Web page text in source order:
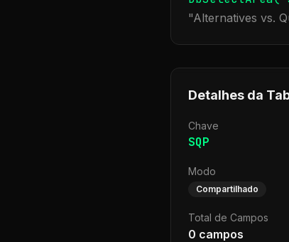
"Alternatives vs.
Detalhes da
Chave
SQP
Modo
Compartilhado
Total de Campos
0 campos